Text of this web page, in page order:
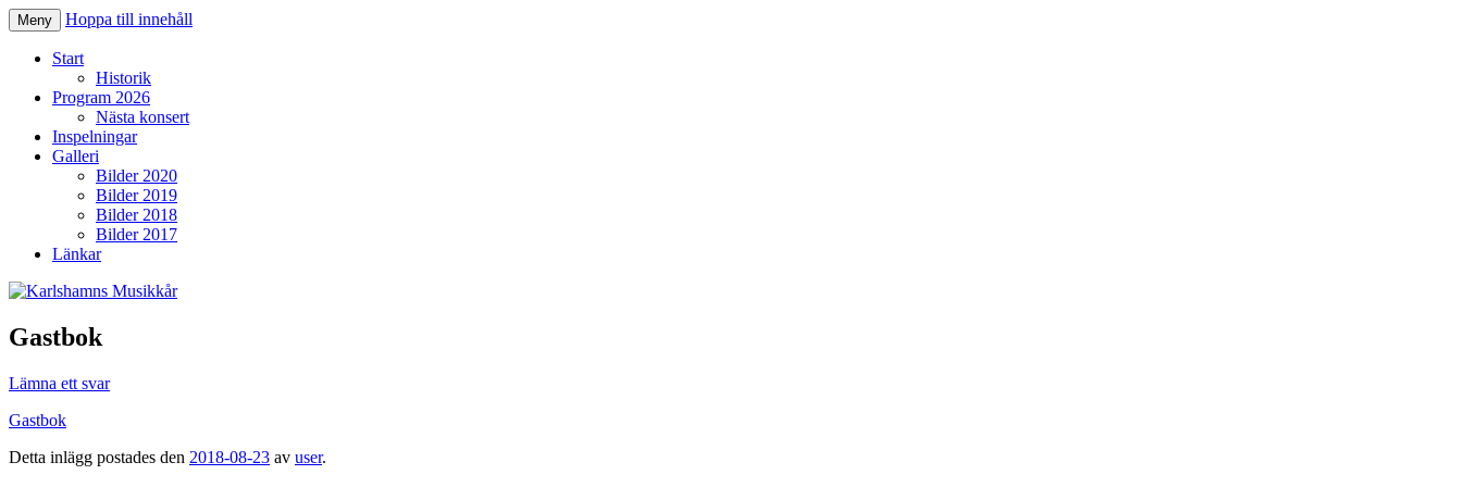
Karlshamns Musikkår
Meny Hoppa till innehåll
Start
Historik
Program 2026
Nästa konsert
Inspelningar
Galleri
Bilder 2020
Bilder 2019
Bilder 2018
Bilder 2017
Länkar
Gastbok
Lämna ett svar
Gastbok
Detta inlägg postades den 2018-08-23 av user.